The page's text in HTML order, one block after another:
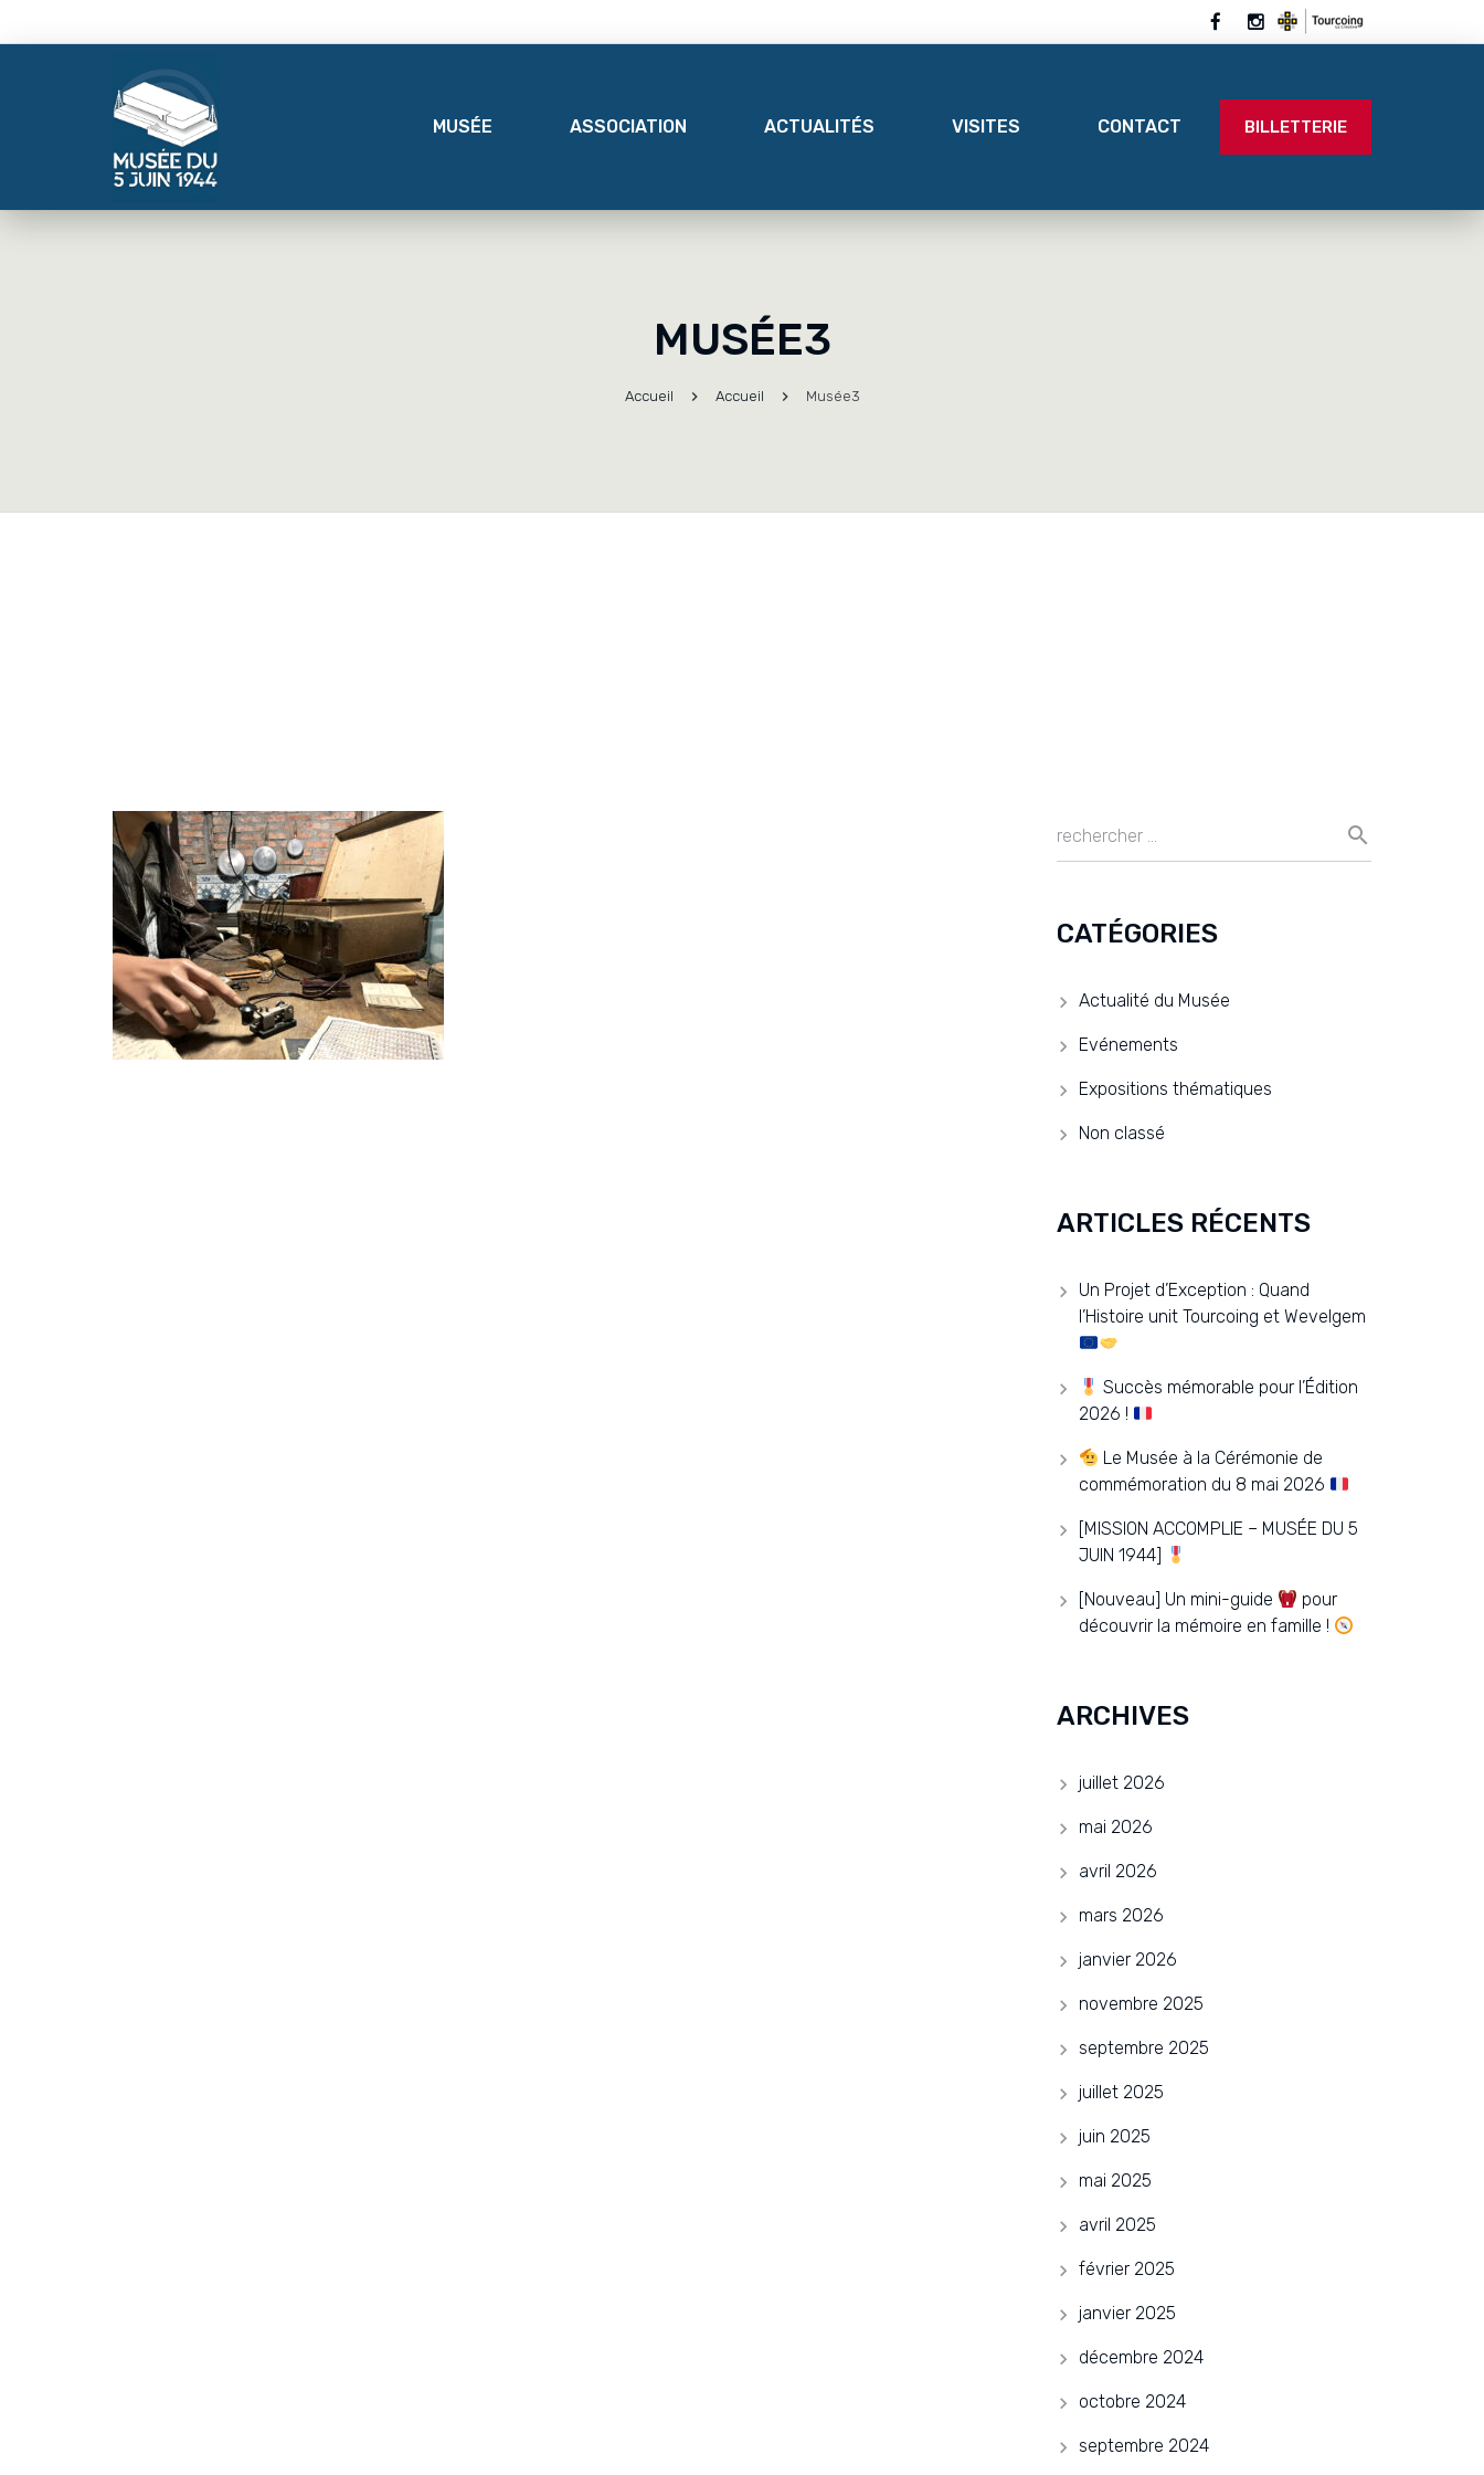
MUSÉE ASSOCIATION ACTUALITÉS VISITES CONTACT BILLETTERIE
MUSÉE3
Accueil Accueil Musée3
CATÉGORIES
Actualité du Musée
Evénements
Expositions thématiques
Non classé
ARTICLES RÉCENTS
Un Projet d’Exception : Quand
l’Histoire unit Tourcoing et Wevelgem
Succès mémorable pour l’Édition
2026 !
Le Musée à la Cérémonie de
commémoration du 8 mai 2026
[MISSION ACCOMPLIE – MUSÉE DU 5
JUIN 1944]
[Nouveau] Un mini-guide
pour
découvrir la mémoire en famille !
ARCHIVES
juillet 2026
mai 2026
avril 2026
mars 2026
janvier 2026
novembre 2025
septembre 2025
juillet 2025
juin 2025
mai 2025
avril 2025
février 2025
janvier 2025
décembre 2024
octobre 2024
septembre 2024